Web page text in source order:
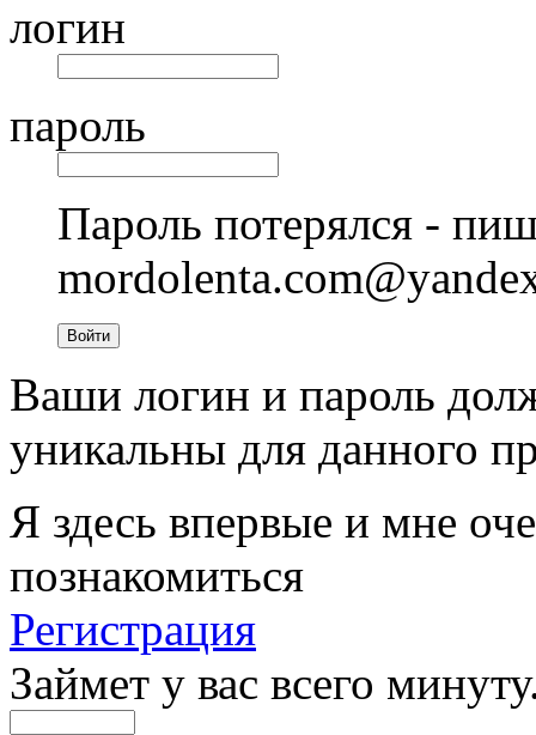
логин
пароль
Пароль потерялся -
Войти
Ваши логин и пароль
уникальны для данного
Я здесь впервые и мне
познакомиться
Регистрация
Займет у вас всего